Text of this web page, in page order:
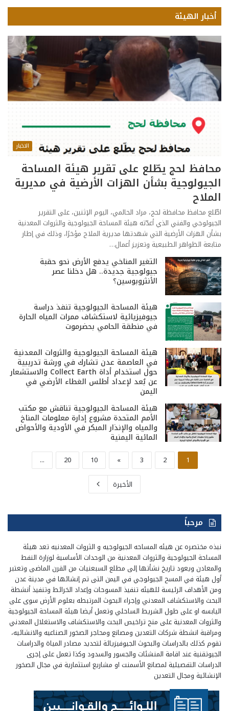
أخبار الهيئة
الاخبار
محافظ لحج يطّلع على تقرير هيئة المساحة
الجيولوجية بشأن الهزات الأرضية في مديرية
الملاح
اطّلع محافظ محافظة لحج، مراد الحالمي، اليوم الإثنين، على التقرير
الجيولوجي والفني الذي أعدّته هيئة المساحة الجيولوجية والثروات المعدنية
بشأن الهزات الأرضية التي شهدتها مديرية الملاح مؤخرًا، وذلك في إطار
متابعة الظواهر الطبيعية وتعزيز أعمال…
التغير المناخي يدفع الأرض نحو حقبة
جيولوجية جديدة.. هل دخلنا عصر
الأنثروبوسين؟
هيئة المساحة الجيولوجية تنفذ دراسة
جيوفيزيائية لاستكشاف ممرات المياه الحارة
في منطقة الحامي بحضرموت
هيئة المساحة الجيولوجية والثروات المعدنية
في العاصمة عدن تشارك في ورشة تدريبية
حول استخدام أداة Collect Earth والاستشعار
عن بُعد لإعداد أطلس الغطاء الأرضي في
اليمن
هيئة المساحة الجيولوجية تناقش مع مكتب
الأمم المتحدة مشروع إدارة معلومات المناخ
والمياه والإنذار المبكر في الأودية والأحواض
المائية اليمنية
1
2
3
»
10
20
...
الأخيرة
مرحباً
نبذه مختصره عن هيئه المساحه الجيولوجيه و الثروات المعدنيه تعد هيئة
المساحة الجيولوجية والثروات المعدنية من الوحدات الأساسية لوزارة النفط
والمعادن ويعود تاريخ نشأتها إلى مطلع السبعنيات من القرن الماضى وتعتبر
أول هيئة في المسح الجيولوجي في اليمن التى تم إنشائها في مدينة عدن
ومن الأهداف الرئيسة للهيئه تنفيذ المسوحات وإعداد الخرائط وتنفيذ أنشطة
البحث والاستكشاف المعدني وإجراء البحوث المرتبطه بعلوم الأرض سوى على
اليابسه او على طول الشريط الساحلي وتعمل أيضا هيئة المساحة الجيولوجية
والثروات المعدنية على منح تراخيص البحث والاستكشاف والاستغلال المعدني
ومراقبة انشطة شركات التعدين ومصانع ومحاجر الصخور الصناعيه والانشائيه،
تقوم كذلك بالدراسات والبحوث الجيوفيزيائة لتحديد مصادر المياة والدراسات
الجيوتقنية عند اقامة المنشئات والجسور والسدود وكذا تعمل على إجرى
الدراسات التفصيلية لمصانع الأسمنت او مشاريع استثمارية في مجال الصخور
الإنشائية ومجال التعدين